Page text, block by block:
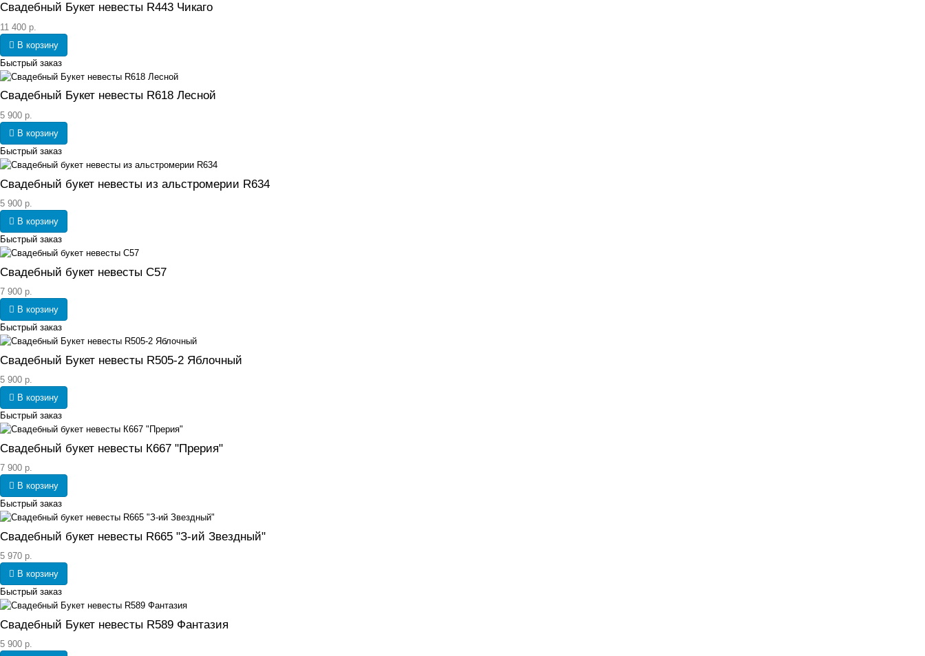
Свадебный Букет невесты R443 Чикаго
11 400 р.
В корзину
Быстрый заказ
Свадебный Букет невесты R618 Лесной
5 900 р.
В корзину
Быстрый заказ
Свадебный букет невесты из альстромерии R634
5 900 р.
В корзину
Быстрый заказ
Свадебный букет невесты С57
7 900 р.
В корзину
Быстрый заказ
Свадебный Букет невесты R505-2 Яблочный
5 900 р.
В корзину
Быстрый заказ
Свадебный букет невесты К667 "Прерия"
7 900 р.
В корзину
Быстрый заказ
Свадебный букет невесты R665 "З-ий Звездный"
5 970 р.
В корзину
Быстрый заказ
Свадебный Букет невесты R589 Фантазия
5 900 р.